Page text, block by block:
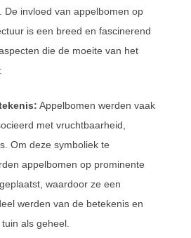
De invloed van appelbomen op
is een breed en fascinerend
die de moeite van het
Appelbomen werden vaak
met vruchtbaarheid,
Om deze symboliek te
appelbomen op prominente
waardoor ze een
werden van de betekenis en
als geheel.